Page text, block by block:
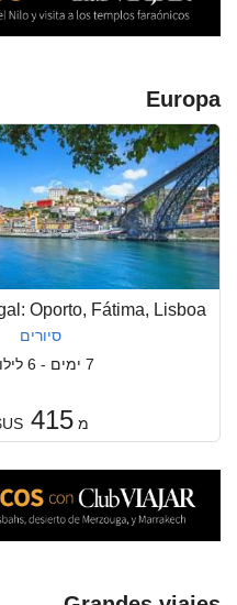
Europa
Oporto, Fátima, Lisboa
סיורים
7 ימים - 6 לילות
מ 415
US$